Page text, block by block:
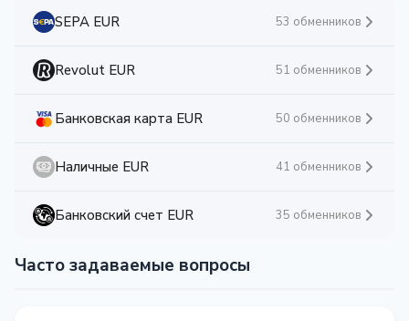
SEPA EUR 53 обменников
Revolut EUR 51 обменников
Банковская карта EUR 50 обменников
Наличные EUR 41 обменников
Банковский счет EUR 35 обменников
Часто задаваемые вопросы